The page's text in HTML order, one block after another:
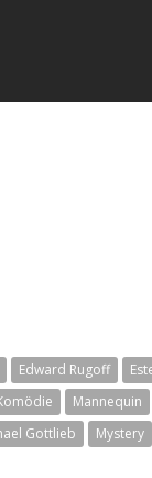
Edward Rugoff
Mannequin
Gottlieb Mystery